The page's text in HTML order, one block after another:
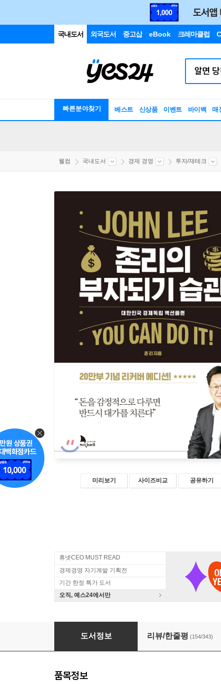
국내도서 외국도서 중고샵 eBook 크레마클럽
빠른분야찾기 베스트 신상품 이벤트 바이백 매
웰컴 국내도서 경제 경영 투자/재테크
미리보기 사이즈비교 공유하기
휴넷CEO MUST READ
경제경영 자기계발 기획전
기간 한정 특가 도서
오직, 예스24에서만
존리의 부자되기 습관
도서정보 리뷰/한줄평 (154/343)
품목정보